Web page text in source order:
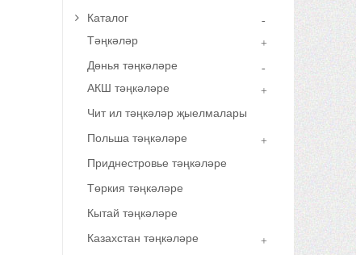
Каталог
Тәңкәләр
Дөнья тәңкәләре
АКШ тәңкәләре
Чит ил тәңкәләр җыелмалары
Польша тәңкәләре
Приднестровье тәңкәләре
Төркия тәңкәләре
Кытай тәңкәләре
Казахстан тәңкәләре